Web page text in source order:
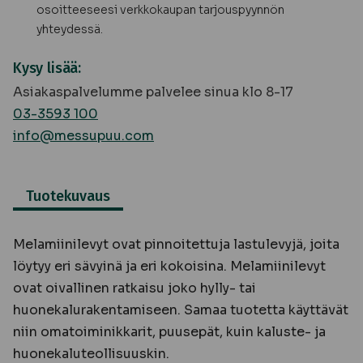
osoitteeseesi verkkokaupan tarjouspyynnön
yhteydessä.
Kysy lisää:
Asiakaspalvelumme palvelee sinua klo 8-17
03-3593 100
info@messupuu.com
Tuotekuvaus
Melamiinilevyt ovat pinnoitettuja lastulevyjä, joita
löytyy eri sävyinä ja eri kokoisina. Melamiinilevyt
ovat oivallinen ratkaisu joko hylly- tai
huonekalurakentamiseen. Samaa tuotetta käyttävät
niin omatoiminikkarit, puusepät, kuin kaluste- ja
huonekaluteollisuuskin.